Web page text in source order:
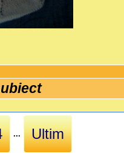
... Ultim